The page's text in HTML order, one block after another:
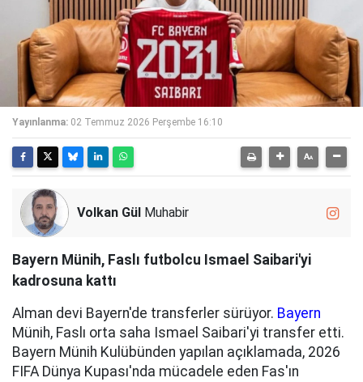
Yayınlanma: 02 Temmuz 2026 Perşembe 16:10
Volkan Gül Muhabir
Bayern Münih, Faslı futbolcu Ismael Saibari'yi
kadrosuna kattı
Alman devi Bayern'de transferler sürüyor. Bayern
Münih, Faslı orta saha Ismael Saibari'yi transfer etti.
Bayern Münih Kulübünden yapılan açıklamada, 2026
FIFA Dünya Kupası'nda mücadele eden Fas'ın